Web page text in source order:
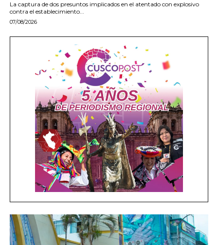
La captura de dos presuntos implicados en el atentado con explosivo
contra el establecimiento...
07/08/2026